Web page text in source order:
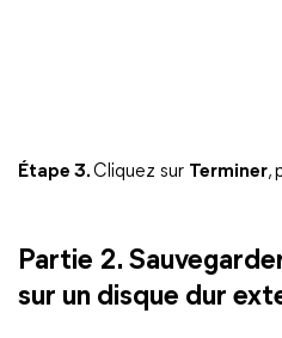
Étape 3.Cliquez sur Terminer,
Partie 2.
sur un disque dur